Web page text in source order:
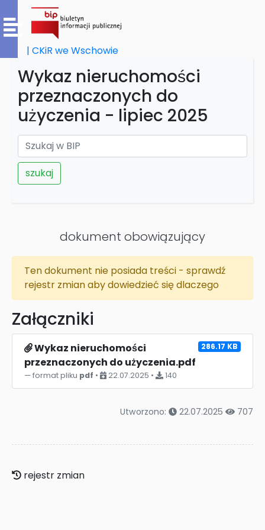
| CKiR we Wschowie
Wykaz nieruchomości
przeznaczonych do
użyczenia - lipiec 2025
szukaj
dokument obowiązujący
Ten dokument nie posiada treści - sprawdź
rejestr zmian aby dowiedzieć się dlaczego
Załączniki
Wykaz nieruchomości
przeznaczonych do użyczenia.pdf
format pliku pdf • 22.07.2025 • 140
286.17 KB
Utworzono: 22.07.2025 707
rejestr zmian